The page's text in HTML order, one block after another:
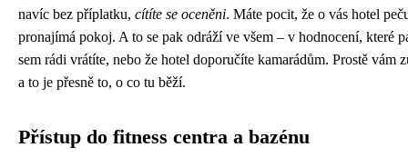
navíc bez příplatku, cítíte se oceněni. Máte pocit, že o vás hotel
pronajímá pokoj. A to se pak odráží ve všem – v hodnocení, které
sem rádi vrátíte, nebo že hotel doporučíte kamarádům. Prostě vám
a to je přesně to, o co tu běží.
Přístup do fitness centra a bazénu